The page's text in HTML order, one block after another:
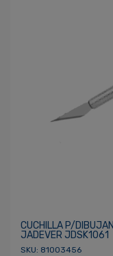
CUCHILLA P/
JADEVER JDSK1061
SKU: 81003456